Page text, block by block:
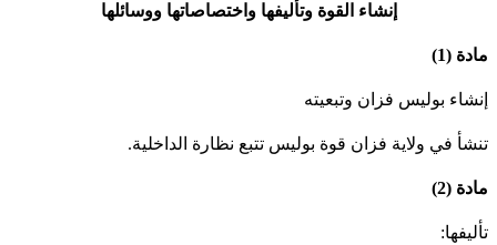
إنشاء القوة وتأليفها واختصاصاتها ووسائلها
(1)
بوليس فزان وتبعيته
في ولاية فزان قوة بوليس تتبع نظارة الداخلية.
(2)